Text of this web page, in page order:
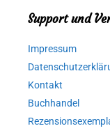
Support und
Impressum
Kontakt
Buchhandel